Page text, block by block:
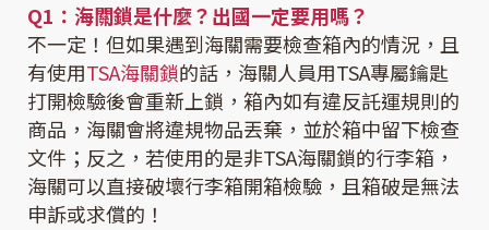
Q1：海關鎖是什麼？出國一定要用嗎？
不一定！但如果遇到海關需要檢查箱內的情況，且
有使用TSA海關鎖的話，海關人員用TSA專屬鑰匙
打開檢驗後會重新上鎖，箱內如有違反託運規則的
商品，海關會將違規物品丟棄，並於箱中留下檢查
文件；反之，若使用的是非TSA海關鎖的行李箱，
海關可以直接破壞行李箱開箱檢驗，且箱破是無法
申訴或求償的！